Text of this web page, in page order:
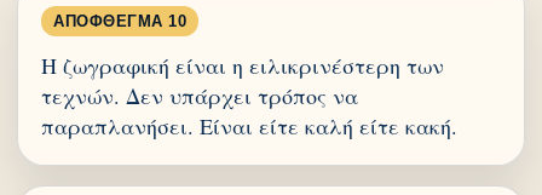
ΑΠΌΦΘΕΓΜΑ 10
Η ζωγραφική είναι η ειλικρινέστερη των
τεχνών. Δεν υπάρχει τρόπος να
παραπλανήσει. Είναι είτε καλή είτε κακή.